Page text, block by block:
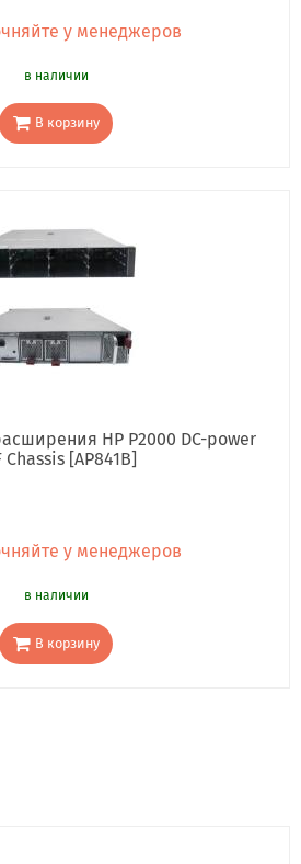
у менеджеров
в наличии
В корзину
HP P2000 DC-power
Chassis [AP841B]
у менеджеров
в наличии
В корзину